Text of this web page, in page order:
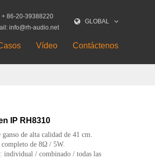
GLOBAL
+ 86-20-39388220
info@rh-audio.net
Vídeo Contáctenos
IP RH8310
de alta calidad de 41 cm.
completo de 8Ω / 5W.
individual / combinado / todas las